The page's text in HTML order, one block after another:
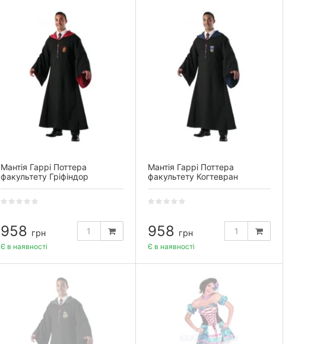
Мантія Гаррі Поттера
факультету Гріфіндор
958 грн
Є в наявності
Мантія Гаррі Поттера
факультету Когтевран
958 грн
Є в наявності